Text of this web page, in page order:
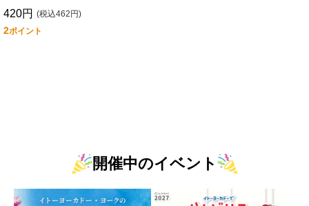
入り Ａ罫 ５０枚入り
420円 (税込462円)
2ポイント
開催中のイベント